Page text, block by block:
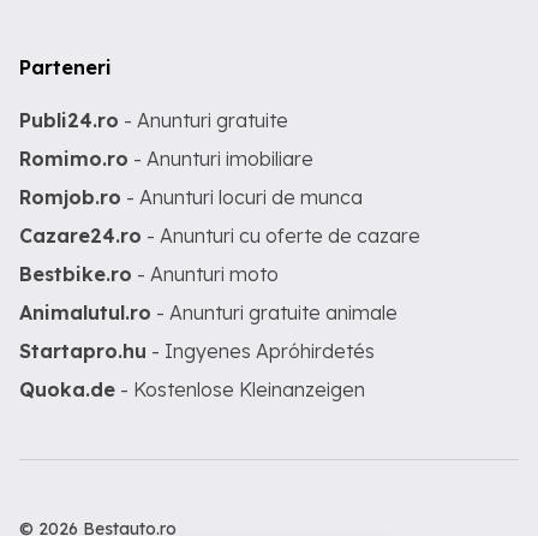
Parteneri
Publi24.ro - Anunturi gratuite
Romimo.ro - Anunturi imobiliare
Romjob.ro - Anunturi locuri de munca
Cazare24.ro - Anunturi cu oferte de cazare
Bestbike.ro - Anunturi moto
Animalutul.ro - Anunturi gratuite animale
Startapro.hu - Ingyenes Apróhirdetés
Quoka.de - Kostenlose Kleinanzeigen
© 2026 Bestauto.ro